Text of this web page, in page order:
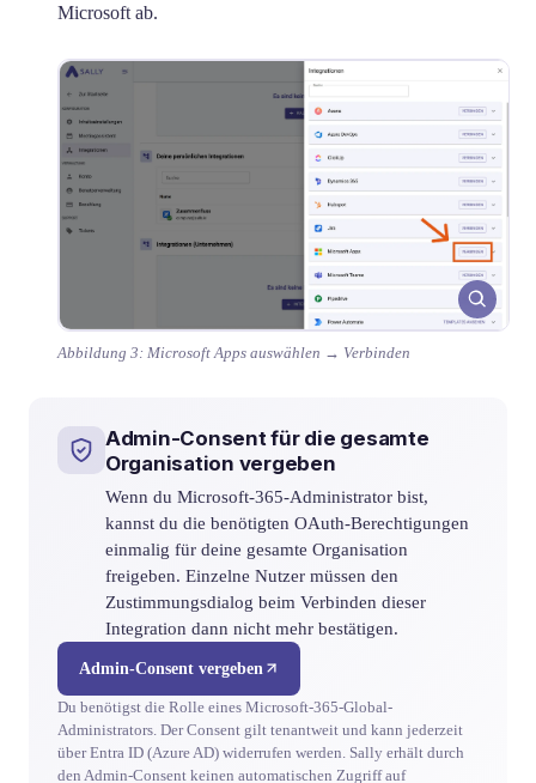
Microsoft ab.
Abbildung 3: Microsoft Apps auswählen → Verbinden
Admin-Consent für die gesamte
Organisation vergeben
Wenn du Microsoft-365-Administrator bist,
kannst du die benötigten OAuth-Berechtigungen
einmalig für deine gesamte Organisation
freigeben. Einzelne Nutzer müssen den
Zustimmungsdialog beim Verbinden dieser
Integration dann nicht mehr bestätigen.
Admin-Consent vergeben
Du benötigst die Rolle eines Microsoft-365-Global-
Administrators. Der Consent gilt tenantweit und kann jederzeit
über Entra ID (Azure AD) widerrufen werden. Sally erhält durch
den Admin-Consent keinen automatischen Zugriff auf